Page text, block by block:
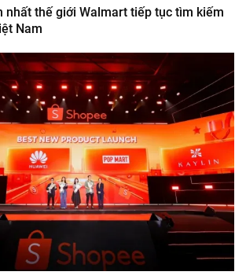
nhất thế giới Walmart tiếp tục tìm kiếm
Nam